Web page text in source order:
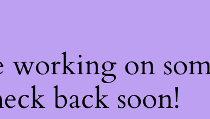
working on
back soon!